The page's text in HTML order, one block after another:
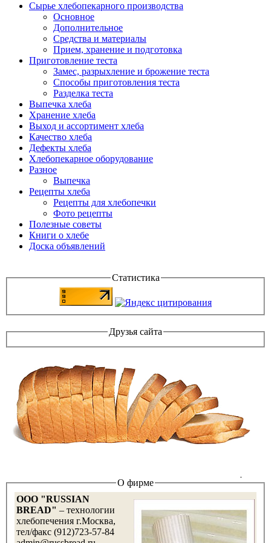
Сырье хлебопекарного производства
Основное
Дополнительное
Средства и материалы
Прием, хранение и подготовка
Приготовление теста
Замес, разрыхление и брожение теста
Способы приготовления теста
Разделка теста
Выпечка хлеба
Хранение хлеба
Выход и ассортимент хлеба
Качество хлеба
Дефекты хлеба
Хлебопекарное оборудование
Разное
Выпечка
Рецепты хлеба
Рецепты для хлебопечки
Фото рецепты
Полезные советы
Книги о хлебе
Доска объявлений
Статистика
Друзья сайта
О фирме
OOO "RUSSIAN
BREAD" – технологии
хлебопечения г.Москва,
тел/факс (912)723-57-84